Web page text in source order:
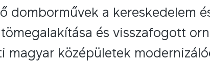
domborművek a kereskedelem
és visszafogott
magyar középületek